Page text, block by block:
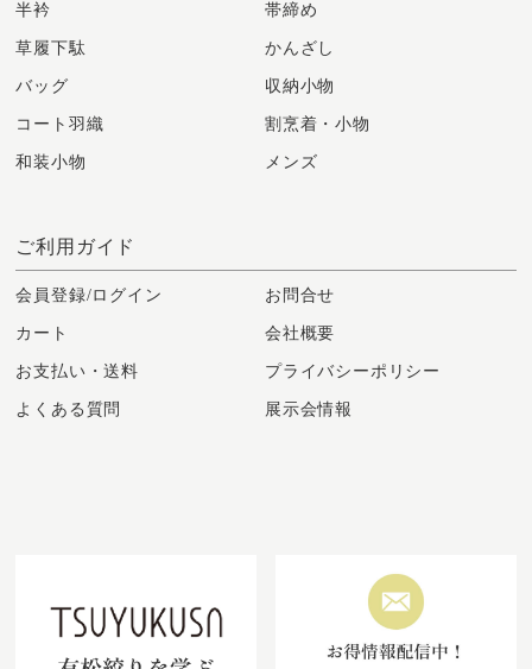
半衿
草履下駄
バッグ
コート羽織
和装小物
帯締め
かんざし
収納小物
割烹着・小物
メンズ
ご利用ガイド
会員登録/ログイン
カート
お支払い・送料
よくある質問
お問合せ
会社概要
プライバシーポリシー
展示会情報